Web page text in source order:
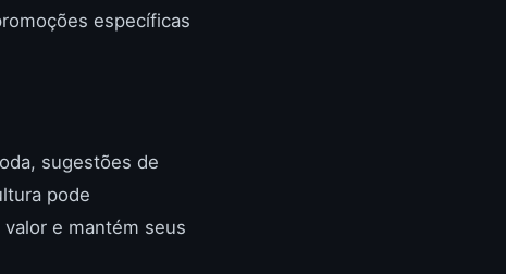
específicas
sugestões de
pode
e mantém seus